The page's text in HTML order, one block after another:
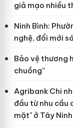
giả mạo nhiều
Ninh Bình:
nghệ, đổi mới
Bảo vệ thương
chuồng”
Agribank Chi
đầu từ nhu cầu
mặt" ở Tây